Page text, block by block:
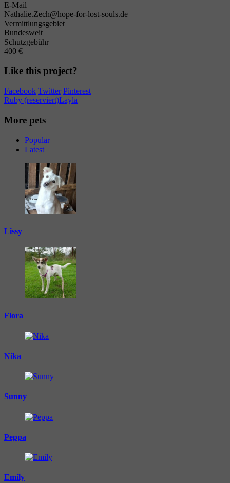
E-Mail
Nathalie.Zech@hope-for-lost-souls.de
Vermittlungsgebiet
Bundesweit
Schutzgebühr
400 €
Like this project?
Facebook Twitter Pinterest
Ruby (reserviert)Layla
More pets
Popular
Latest
Lissy
Flora
Nika
Sunny
Peppa
Emily